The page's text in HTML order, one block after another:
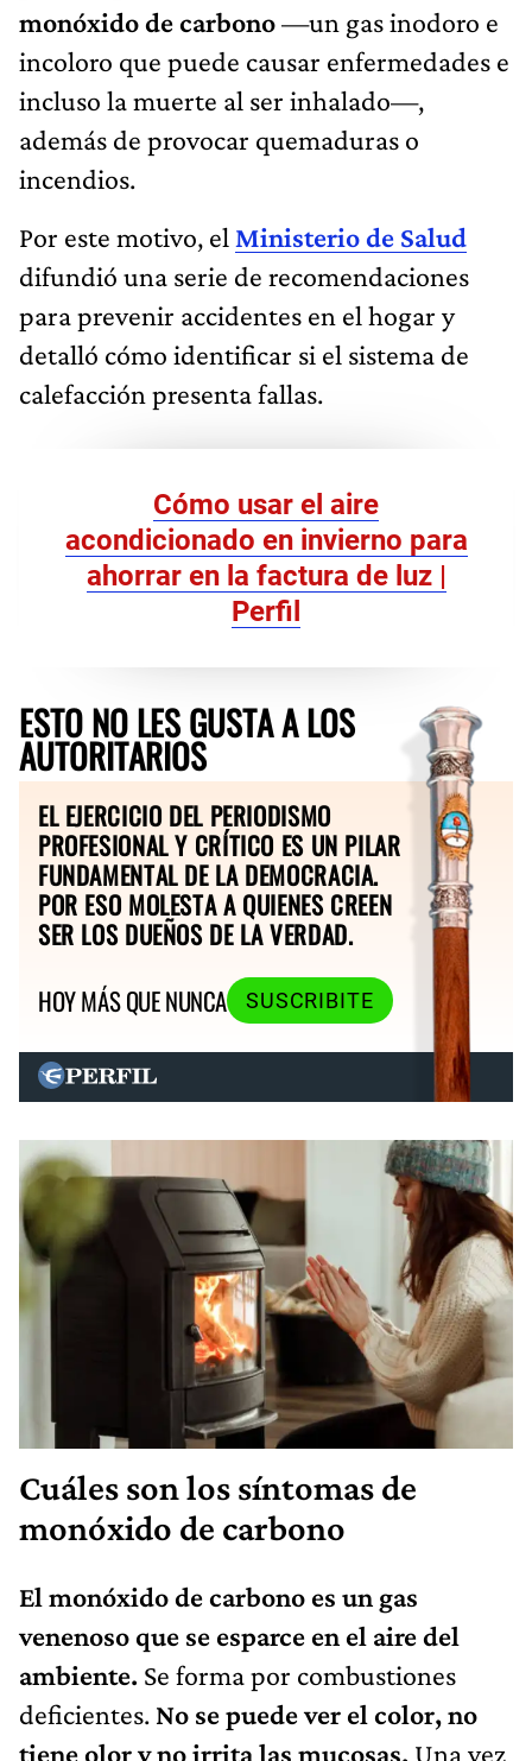
monóxido de carbono—un gas inodoro e
incoloro que puede causar enfermedades e
incluso la muerte al ser inhalado—,
además de provocar quemaduras o
incendios.
Por este motivo, el Ministerio de Salud
difundió una serie de recomendaciones
para prevenir accidentes en el hogar y
detalló cómo identificar si el sistema de
calefacción presenta fallas.
Cómo usar el aire
acondicionado en invierno para
ahorrar en la factura de luz |
Perfil
ESTO NO LES GUSTA A LOS
AUTORITARIOS
EL EJERCICIO DEL PERIODISMO
PROFESIONAL Y CRÍTICO ES UN PILAR
FUNDAMENTAL DE LA DEMOCRACIA.
POR ESO MOLESTA A QUIENES CREEN
SER LOS DUEÑOS DE LA VERDAD.
HOY MÁS QUE NUNCA
SUSCRIBITE
Cuáles son los síntomas de
monóxido de carbono
El monóxido de carbono es un gas
venenoso que se esparce en el aire del
ambiente. Se forma por combustiones
deficientes. No se puede ver el color, no
tiene olor y no irrita las mucosas. Una vez